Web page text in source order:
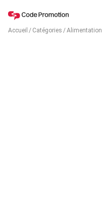
Accueil / Catégories /Alimentation